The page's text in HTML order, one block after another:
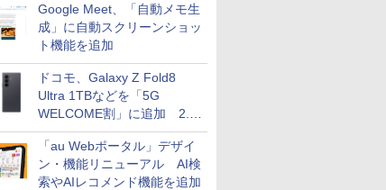
Google Meet、「自動メモ生
成」に自動スクリーンショッ
ト機能を追加
ドコモ、Galaxy Z Fold8
Ultra 1TBなどを「5G
WELCOME割」に追加 2.2
万円引き
「au Webポータル」デザイ
ン・機能リニューアル AI検
索やAIレコメンド機能を追加